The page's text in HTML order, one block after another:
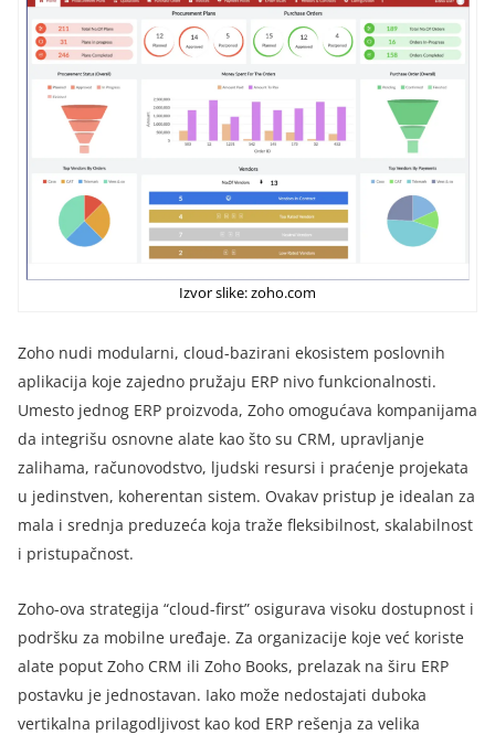
Izvor slike: zoho.com
Zoho nudi modularni, cloud-bazirani ekosistem poslovnih
aplikacija koje zajedno pružaju ERP nivo funkcionalnosti.
Umesto jednog ERP proizvoda, Zoho omogućava kompanijama
da integrišu osnovne alate kao što su CRM, upravljanje
zalihama, računovodstvo, ljudski resursi i praćenje projekata
u jedinstven, koherentan sistem. Ovakav pristup je idealan za
mala i srednja preduzeća koja traže fleksibilnost, skalabilnost
i pristupačnost.
Zoho-ova strategija “cloud-first” osigurava visoku dostupnost i
podršku za mobilne uređaje. Za organizacije koje već koriste
alate poput Zoho CRM ili Zoho Books, prelazak na širu ERP
postavku je jednostavan. Iako može nedostajati duboka
vertikalna prilagodljivost kao kod ERP rešenja za velika